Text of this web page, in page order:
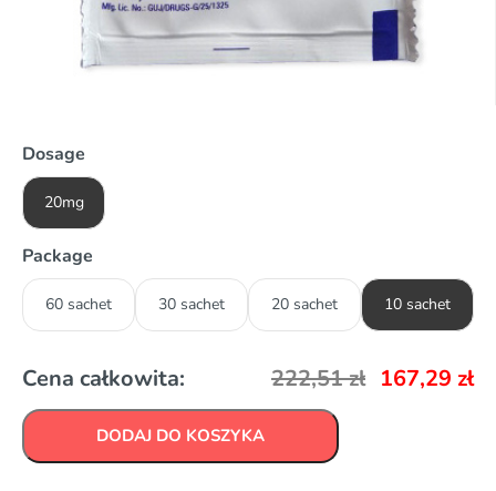
Dosage
20mg
Package
60 sachet 30 sachet 20 sachet 10 sachet
Cena całkowita: 222,51zł 167,29 zł
DODAJ DO KOSZYKA